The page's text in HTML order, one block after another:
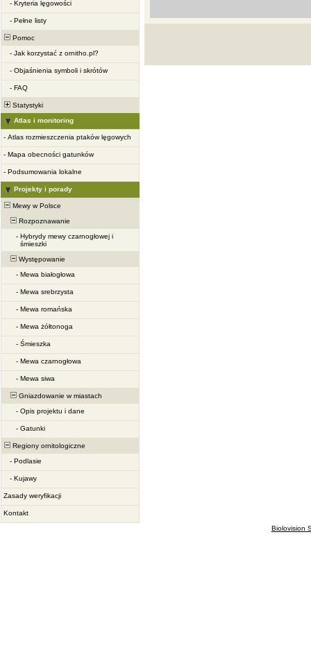
- Kryteria lęgowości
- Pełne listy
Pomoc
- Jak korzystać z ornitho.pl?
- Objaśnienia symboli i skrótów
- FAQ
Statystyki
Atlas i monitoring
- Atlas rozmieszczenia ptaków lęgowych
- Mapa obecności gatunków
- Podsumowania lokalne
Projekty i porady
Mewy w Polsce
Rozpoznawanie
- Hybrydy mewy czarnogłowej i
śmieszki
Występowanie
- Mewa białogłowa
- Mewa srebrzysta
- Mewa romańska
- Mewa żółtonoga
- Śmieszka
- Mewa czarnogłowa
- Mewa siwa
Gniazdowanie w miastach
- Opis projektu i dane
- Gatunki
Regiony ornitologiczne
- Podlasie
- Kujawy
Zasady weryfikacji
Kontakt
Biolovision